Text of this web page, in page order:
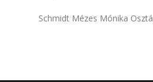
Schmidt Mézes Mónika